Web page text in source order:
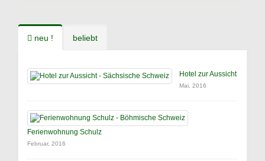
neu ! beliebt
Hotel zur Aussicht
Mai, 2016
Ferienwohnung Schulz
Februar, 2016